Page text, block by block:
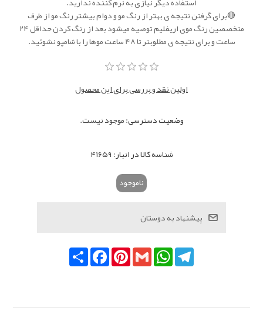
🔴برای گرفتن نتیجه ی بهتر از رنگ مو و دوام بیشتر رنگ مو از طرف
متخصصین رنگ موی اریفلیم توصیه میشود بعد از رنگ کردن حداقل 24
ساعت و برای نتیجه ی مطلوبتر تا 48 ساعت موها را با شامپو نشوئید.
اولین نقد و بررسی برای این محصول
وضعیت دسترسی:موجود نیست.
شناسه کالا در انبار:۴۱۶۵۹
ناموجود
اشتراکFacebookPinterestGmail
WhatsAppTelegram